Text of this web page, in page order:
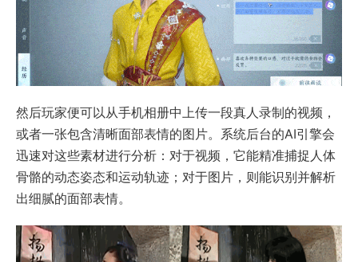
然后玩家便可以从手机相册中上传一段真人录制的视频，
或者一张包含清晰面部表情的图片。系统后台的AI引擎会
迅速对这些素材进行分析：对于视频，它能精准捕捉人体
骨骼的动态姿态和运动轨迹；对于图片，则能识别并解析
出细腻的面部表情。